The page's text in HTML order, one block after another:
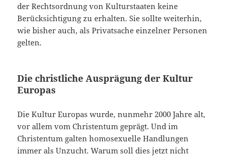
der Rechtsordnung von Kulturstaaten keine
Berücksichtigung zu erhalten. Sie sollte weiterhin,
wie bisher auch, als Privatsache einzelner Personen
gelten.
Die christliche Ausprägung der Kultur
Europas
Die Kultur Europas wurde, nunmehr 2000 Jahre alt,
vor allem vom Christentum geprägt. Und im
Christentum galten homosexuelle Handlungen
immer als Unzucht. Warum soll dies jetzt nicht